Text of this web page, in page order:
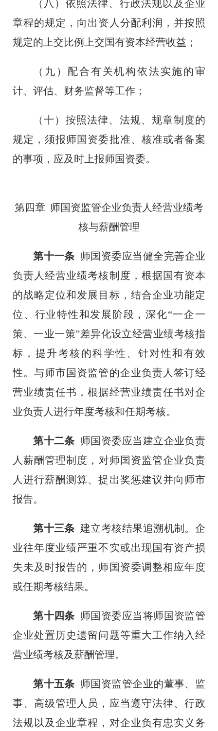
（八）依照法律、行政法规以及企业
章程的规定，向出资人分配利润 ，并按照
规定的上交比例上交国有资本经营收益；
（九）配合有关机构依法实施的审
计、评估、财务监督等工作 ；
（十）按照法律、法规、规章制度的
规定，须报师国资委批准、核准或者备案
的事项，应及时上报师国资委。
第四章 师国资监管企业负责人经营业绩考
核与薪酬管理
第十一条 师国资委应当健全完善企业
负责人经营业绩考核制度， 根据国有资本
的战略定位和发展目标，结合企业功能定
位、行业特性和发展阶段，深化“一企一
策、一业一策”差异化设立经营业绩考核指
标，提升考核的科学性、针对性和有效
性。与师市国资监管的企业负责人签订经
营业绩责任书 ，根据经营业绩责任书对企
业负责人进行年度考核和任期考核。
第十二条 师国资委应当建立企业负责
人薪酬管理制度 ， 对师国资监管企业负责
人进行薪酬测算、提出奖惩建议并向师市
报告。
第十三条 建立考核结果追溯机制。企
业往年度业绩严重不实或出现国有资产损
失未及时报告的，师国资委调整相应年度
或任期考核结果。
第十四条 师国资委应当将师国资监管
企业处置历史遗留问题等重大工作纳入经
营业绩考核及薪酬管理。
第十五条 师国资监管企业的董事、监
事、高级管理人员，应当遵守法律、行政
法规以及企业章程，对企业负有忠实义务